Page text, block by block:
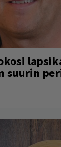
suurin